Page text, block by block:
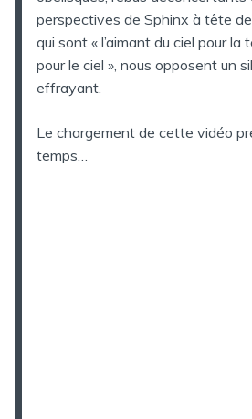
perspectives de Sphinx à tête
qui sont « l’aimant du ciel pour la
pour le ciel », nous opposent un
effrayant.
Le chargement de cette vidéo
temps…